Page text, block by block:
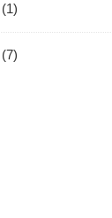
(1)
(7)